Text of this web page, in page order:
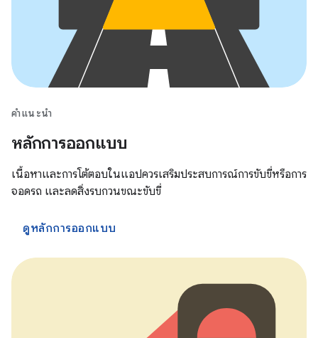
คำแนะนำ
หลักการออกแบบ
เนื้อหาและการโต้ตอบในแอปควรเสริมประสบการณ์การขับขี่หรือการ
จอดรถ และลดสิ่งรบกวนขณะขับขี่
ดูหลักการออกแบบ